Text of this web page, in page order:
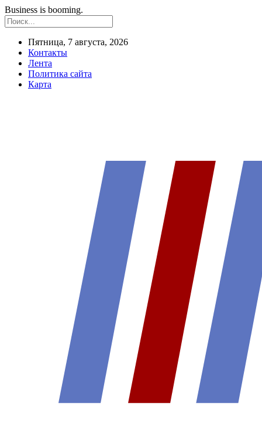
Business is booming.
Пятница, 7 августа, 2026
Контакты
Лента
Политика сайта
Карта